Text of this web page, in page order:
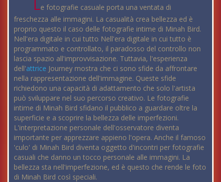
Le fotografie casuale porta una ventata di
freschezza alle immagini. La casualità crea bellezza ed è
proprio questo il caso delle fotografie intime di Minah Bird.
Nell'era digitale in cui tutto Nell'era digitale in cui tutto è
programmato e controllato, il paradosso del controllo non
lascia spazio all'improvvisazione. Tuttavia, l'esperienza
dell'attrice Journey mostra che ci sono sfide da affrontare
nella rappresentazione dell'immagine. Queste sfide
richiedono una capacità di adattamento che solo l'artista
può sviluppare nel suo percorso creativo. Le fotografie
intime di Minah Bird sfidano il pubblico a guardare oltre la
superficie e a scoprire la bellezza delle imperfezioni.
L'interpretazione personale dell'osservatore diventa
importante per apprezzare appieno l'opera. Anche il famoso
'culo' di Minah Bird diventa oggetto d'incontri per fotografie
casuali che danno un tocco personale alle immagini. La
bellezza sta nell'imperfezione, ed è questo che rende le foto
di Minah Bird così speciali.